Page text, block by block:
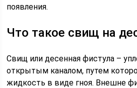
появления.
Что такое свищ на
Свищ или десенная фистула –
открытым каналом, путем
жидкость в виде гноя. Внешне